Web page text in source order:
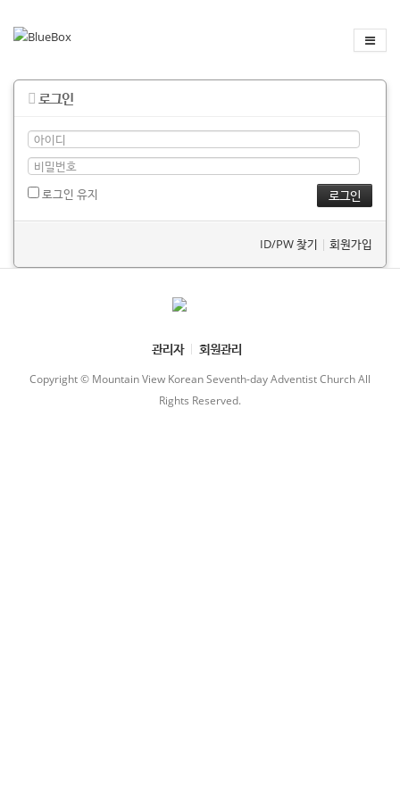
로그인
로그인 유지
ID/PW 찾기 | 회원가입
관리자 회원관리
Copyright © Mountain View Korean Seventh-day Adventist Church All
Rights Reserved.